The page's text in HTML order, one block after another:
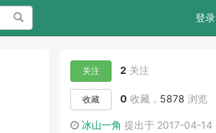
搜索 登录
关注 2 关注
收藏 0 收藏， 5878 浏览
冰山一角 提出于 2017-04-14